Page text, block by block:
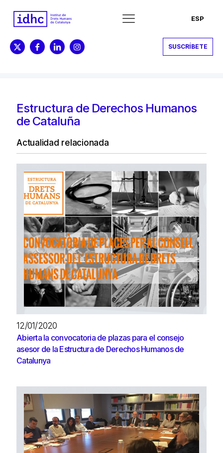
ESP
SUSCRÍBETE
Estructura de Derechos Humanos
de Cataluña
Actualidad relacionada
12/01/2020
Abierta la convocatoria de plazas para el consejo
asesor de la Estructura de Derechos Humanos de
Catalunya